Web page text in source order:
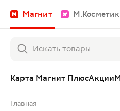
Магнит М.Косметик
Карта Магнит ПлюсАкции
Главная